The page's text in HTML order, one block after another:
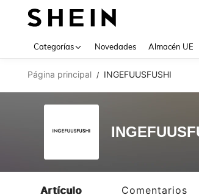
Categorías Novedades Almacén UE
Página principal / INGEFUUSFUSHI
Artículo Comentarios